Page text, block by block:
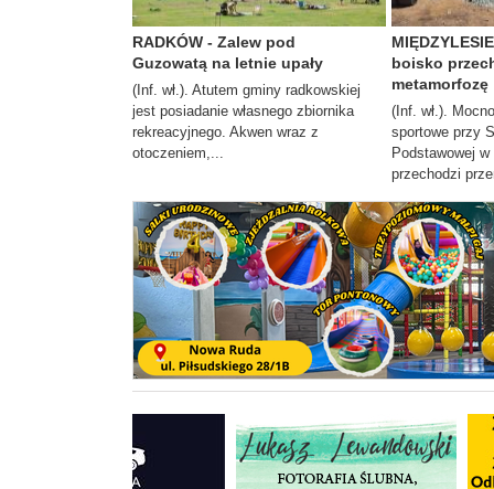
RADKÓW - Zalew pod
Guzowatą na letnie upały
(Inf. wł.). Atutem gminy radkowskiej
jest posiadanie własnego zbiornika
rekreacyjnego. Akwen wraz z
otoczeniem,...
boisko
metamorfozę
(Inf. wł.).
sportowe przy
Podstawowej
przechodzi